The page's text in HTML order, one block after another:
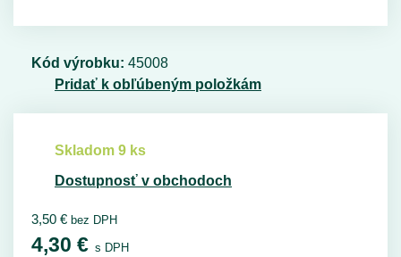
Kód výrobku: 45008
Pridať k obľúbeným položkám
Skladom 9 ks
Dostupnosť v obchodoch
3,50 € bez DPH
4,30 € s DPH